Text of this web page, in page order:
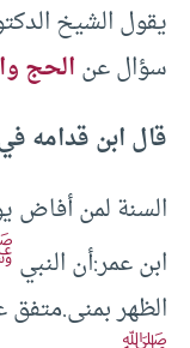
يقول الشيخ
سؤال عنالحج
قال ابن قدامه
السنة لمن أفاض
ابن عمر:أن النبي
الظهر